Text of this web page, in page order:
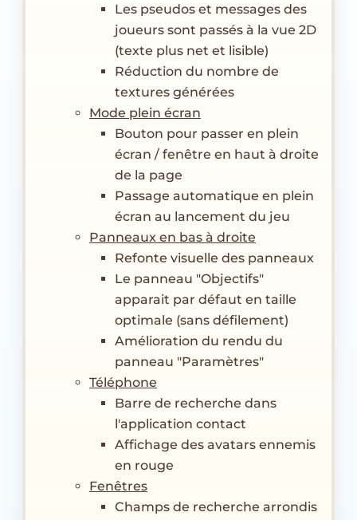
Les pseudos et messages des
joueurs sont passés à la vue 2D
(texte plus net et lisible)
Réduction du nombre de
textures générées
Mode plein écran
Bouton pour passer en plein
écran / fenêtre en haut à droite
de la page
Passage automatique en plein
écran au lancement du jeu
Panneaux en bas à droite
Refonte visuelle des panneaux
Le panneau "Objectifs"
apparait par défaut en taille
optimale (sans défilement)
Amélioration du rendu du
panneau "Paramètres"
Téléphone
Barre de recherche dans
l'application contact
Affichage des avatars ennemis
en rouge
Fenêtres
Champs de recherche arrondis